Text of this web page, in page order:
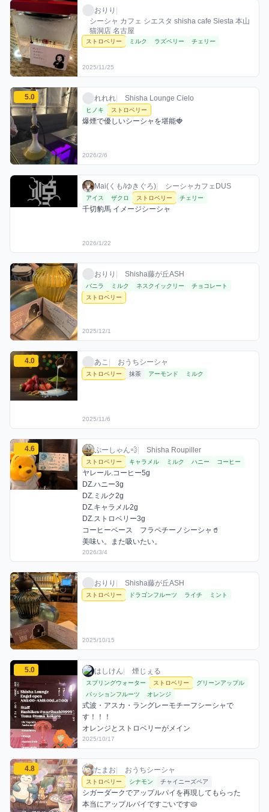
おりりのストロベリーミックスを見る
おりり / お店シーシャ / 2025年11月25日
おりり
シーシャ カフェ シエスタ shisha cafe Siesta 本山
猫洞店 名古屋
利用フレーバー
ストロベリー ミルク ラズベリー チェリー
2025/11/25
れれれのストロベリーミックスを見る
5.0 れれれ / お店シーシャ / 2026年2月6日
れれれ Shisha Lounge Cielo
利用フレーバー
ヒノキ ストロベリー
コメント
爆煙で優しいシーシャを堪能🍓
評価
2026/2/6
Mai(くも/ゆきぐろ)のストロベリーミックスを見る
Mai(くも/ゆきぐろ) / お店シーシャ / 2026
Mai(くも/ゆきぐろ) シーシャカフェDUS
利用フレーバー
アイス ザクロ ストロベリー チェリー
コメント
千切豹馬 イメージシーシャ
2026/1/22
おりりのストロベリーミックスを見る
おりり / お店シーシャ / 2025年12月1日
おりり Shisha藤が丘ASH
利用フレーバー
バニラ ミルク ネスクイックリー
チョコレート
ストロベリー
2025/12/1
あこのストロベリーミックスを見る
4.0 あこ / おうちシーシャ / 2025年11月6日
あこ おうちシーシャ
利用フレーバー
ストロベリー 抹茶 アーモンド ミルク
評価
2025/11/6
ぷーしゃん💨のストロベリーミックスを見る
4.6 ぷーしゃん💨 / お店シーシャ / 2026年3月4
ぷーしゃん💨 Shisha Roupiller
利用フレーバー
ストロベリー キャラメル ミルク ハニー コーヒー
コメント
ヤレール.コーヒー5g
DZ.ハニー3g
DZ.ミルク2g
DZ.キャラメル2g
DZ.ストロベリー3g
コーヒーベース　フラペチーノシーシャ🥤
美味い。また吸いたい。
評価
2026/3/4
おりりのストロベリーミックスを見る
おりり / お店シーシャ / 2025年10月15日
おりり Shisha藤が丘ASH
利用フレーバー
ストロベリー ドラゴンフルーツ ライチ ミント
2025/10/15
はしけんのストロベリーミックスを見る
5.0 はしけん / お店シーシャ / 2025年10月17日
はしけん 煙じぇる
利用フレーバー
スプリングウォーター ストロベリー
グリーンアップル
パッションフルーツ
オレンジ
コメント
式波・アスカ・ラングレーモチーフシーシャで
す！！！
オレンジとストロベリーがメイン
評価
2025/10/17
たまおのストロベリーミックスを見る
4.8 たまお / おうちシーシャ / 2026年5月8日
たまお おうちシーシャ
利用フレーバー
ストロベリー シナモン チャイニーズペア
コメント
シガーダークでアップルパイを再現してもらった
本当にアップルパイですごいです🥧
評価